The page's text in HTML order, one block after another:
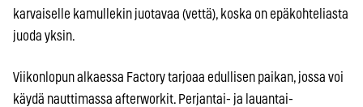
karvaiselle kamullekin juotavaa (vettä), koska on epäkohteliasta
juoda yksin.
Viikonlopun alkaessa Factory tarjoaa edullisen paikan, jossa voi
käydä nauttimassa afterworkit. Perjantai- ja lauantai-